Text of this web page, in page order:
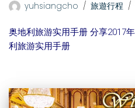
yuhsiangcho
旅遊行程
奥地利旅游实用手册 分享2017
利旅游实用手册